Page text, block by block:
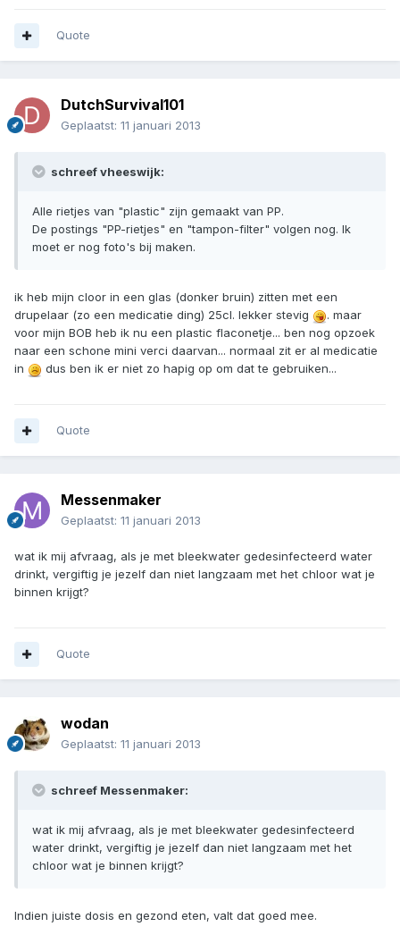
Quote
DutchSurvival101
Geplaatst: 11 januari 2013
schreef vheeswijk:
Alle rietjes van "plastic" zijn gemaakt van PP.
De postings "PP-rietjes" en "tampon-filter" volgen nog. Ik
moet er nog foto's bij maken.
ik heb mijn cloor in een glas (donker bruin) zitten met een
drupelaar (zo een medicatie ding) 25cl. lekker stevig
. maar
voor mijn BOB heb ik nu een plastic flaconetje... ben nog opzoek
naar een schone mini verci daarvan... normaal zit er al medicatie
in
dus ben ik er niet zo hapig op om dat te gebruiken...
Quote
Messenmaker
Geplaatst: 11 januari 2013
wat ik mij afvraag, als je met bleekwater gedesinfecteerd water
drinkt, vergiftig je jezelf dan niet langzaam met het chloor wat je
binnen krijgt?
Quote
wodan
Geplaatst: 11 januari 2013
schreef Messenmaker:
wat ik mij afvraag, als je met bleekwater gedesinfecteerd
water drinkt, vergiftig je jezelf dan niet langzaam met het
chloor wat je binnen krijgt?
Indien juiste dosis en gezond eten, valt dat goed mee.